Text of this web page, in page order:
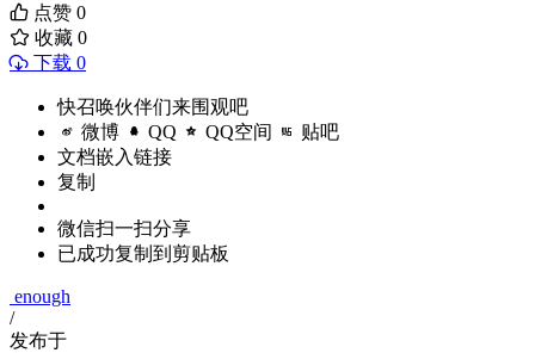
点赞 0
收藏 0
下载 0
快召唤伙伴们来围观吧
微博 QQ QQ空间 贴吧
文档嵌入链接
复制
微信扫一扫分享
已成功复制到剪贴板
enough
/
发布于